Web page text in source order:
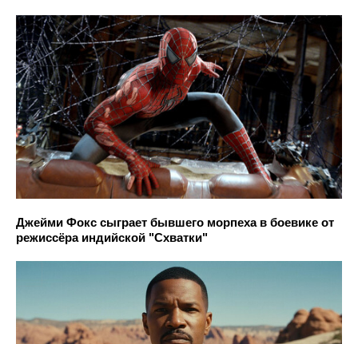
Джейми Фокс сыграет бывшего морпеха в боевике от
режиссёра индийской "Схватки"